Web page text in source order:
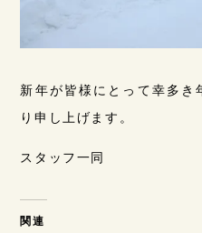
新年が皆様にとって幸多
り申し上げます。
スタッフ一同
関連